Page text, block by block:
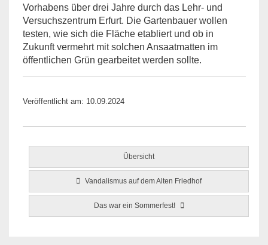
Vorhabens über drei Jahre durch das Lehr- und
Versuchszentrum Erfurt. Die Gartenbauer wollen
testen, wie sich die Fläche etabliert und ob in
Zukunft vermehrt mit solchen Ansaatmatten im
öffentlichen Grün gearbeitet werden sollte.
Veröffentlicht am: 10.09.2024
Übersicht
Vandalismus auf dem Alten Friedhof
Das war ein Sommerfest!